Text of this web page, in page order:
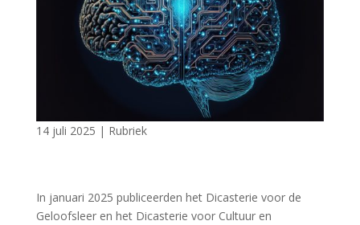
14 juli 2025 | Rubriek
In januari 2025 publiceerden het Dicasterie voor de
Geloofsleer en het Dicasterie voor Cultuur en